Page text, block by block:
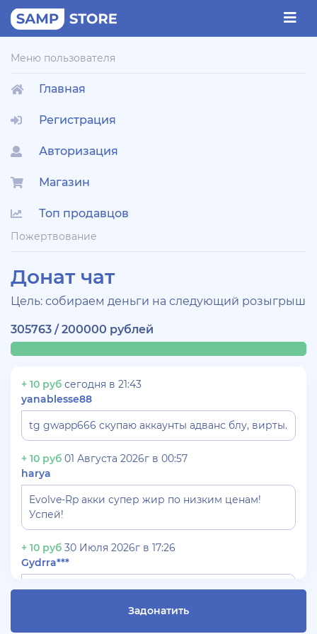
Меню пользователя
Главная
Регистрация
Авторизация
Магазин
Топ продавцов
Пожертвование
Донат чат
Цель: собираем деньги на следующий розыгрыш
305763 / 200000 рублей
+ 10 руб сегодня в 21:43
yanablesse88
tg gwapp666 скупаю аккаунты адванс блу, вирты.
+ 10 руб 01 Августа 2026г в 00:57
harya
Evolve-Rp акки супер жир по низким ценам!
Успей!
+ 10 руб 30 Июля 2026г в 17:26
Gydrra***
СКУПАЮ АККАУНТЫ БЛЕК РАША ТГ -
Задонатить